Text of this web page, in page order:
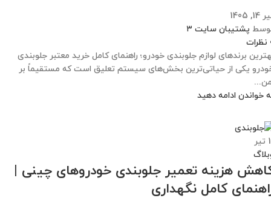
1405
پشتیبان سایت ۳
نظرات
برندهای لوازم جلوبندی خودرو؛ راهنمای کامل خرید معتبر جلوبندی
یکی از حیاتی‌ترین بخش‌های سیستم تعلیق است که مستقیماً بر
خواندن ادامه دهید
تیر
هزینه تعمیر جلوبندی خودروهای چینی |
کامل نگهداری